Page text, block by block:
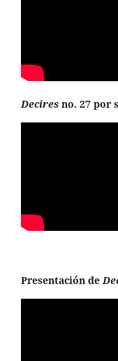
Decires no. 27 por
Presentación de